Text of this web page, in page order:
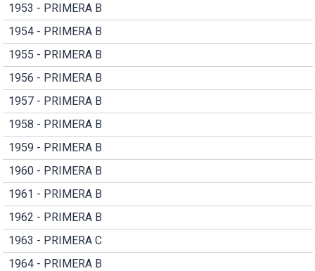
1953 - PRIMERA B
1954 - PRIMERA B
1955 - PRIMERA B
1956 - PRIMERA B
1957 - PRIMERA B
1958 - PRIMERA B
1959 - PRIMERA B
1960 - PRIMERA B
1961 - PRIMERA B
1962 - PRIMERA B
1963 - PRIMERA C
1964 - PRIMERA B